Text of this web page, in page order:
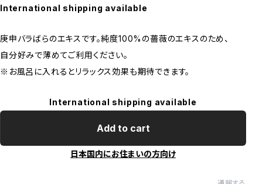
International shipping available
庚申バラばらのエキスです。純度100%の薔薇のエキスのため、
自分好みで薄めてご利用ください。
※お風呂に入れるとリラックス効果も期待できます。
International shipping available
Add to cart
日本国内にお住まいの方向け